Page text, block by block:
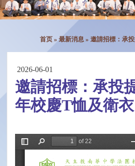
首页 »最新消息 » 邀請招標：承
2026-06-01
邀請招標：承投
年校慶T恤及衛衣